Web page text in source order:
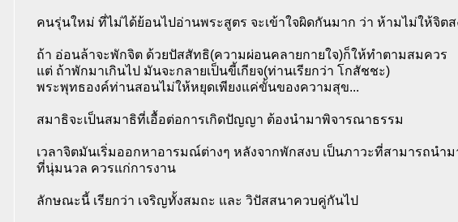
คนรุ่นใหม่ ที่ไม่ได้ย้อนไปอ่านพระสูตร จะเข้าใจผิดกันมาก ว่า ห้ามไม่ให้จิตส
ถ้า อ่อนล้าจะพักจิต ด้วยปัสสัทธิ(ความผ่อนคลายกายใจ)ก็ให้ทำตามสมควร
แต่ ถ้าพักมาเกินไป มันจะกลายเป็นขี้เกียจ(ท่านเรียกว่า โกสัชชะ)
พระพุทธองค์ท่านสอนไม่ให้หยุดเพียงแค่ขั้นของความสุข...
สมาธิจะเป็นสมาธิที่เอื้อต่อการเกิดปัญญา ต้องนำมาพิจารณาธรรม
เวลาจิตมันเริ่มออกหาอารมณ์ต่างๆ หลังจากพักสงบ เป็นภาวะที่สามารถนำ
ที่นุ่มนวล ควรแก่การงาน
ลักษณะนี้ เรียกว่า เจริญทั้งสมถะ และ วิปัสสนาควบคู่กันไป